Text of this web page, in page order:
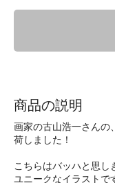
商品の説明
画家の古山浩一さんの
荷しました！
こちらはバッハと思し
ユニークなイラストで